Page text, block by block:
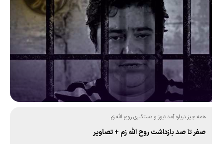
همه چیز درباره آمد نیوز و دستگیری روح الله زم
صفر تا صد بازداشت روح الله زم + تصاویر